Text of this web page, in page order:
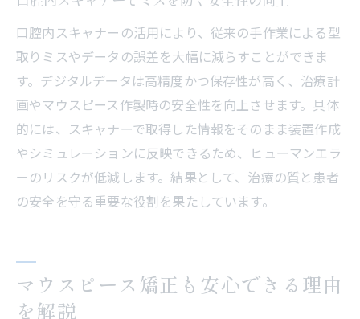
口腔内スキャナーの活用により、従来の手作業による型
取りミスやデータの誤差を大幅に減らすことができま
す。デジタルデータは高精度かつ保存性が高く、治療計
画やマウスピース作製時の安全性を向上させます。具体
的には、スキャナーで取得した情報をそのまま装置作成
やシミュレーションに反映できるため、ヒューマンエラ
ーのリスクが低減します。結果として、治療の質と患者
の安全を守る重要な役割を果たしています。
マウスピース矯正も安心できる理由
を解説